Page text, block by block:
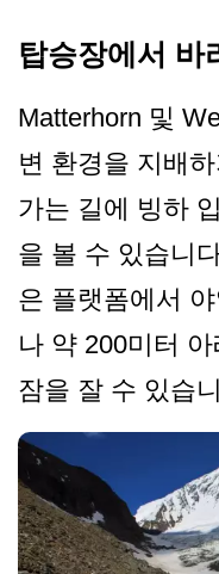
탑승장에서 바
Matterhorn 및
변 환경을 지배
가는 길에 빙하
을 볼 수 있습니
은 플랫폼에서
나 약 200미터
잠을 잘 수 있습